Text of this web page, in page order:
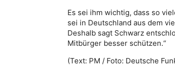
Es sei ihm wichtig, dass so
sei in Deutschland aus dem
Deshalb sagt Schwarz
Mitbürger besser schützen.“
(Text: PM / Foto: Deutsche